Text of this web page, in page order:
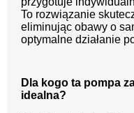
To rozwiązanie
eliminując obawy o
optymalne działanie
Dla kogo ta pompa
idealna?